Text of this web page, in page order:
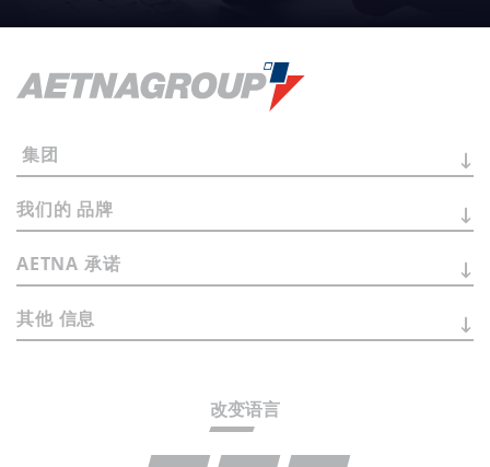
改变语言
集团
我们的 品牌
AETNA 承诺
其他 信息